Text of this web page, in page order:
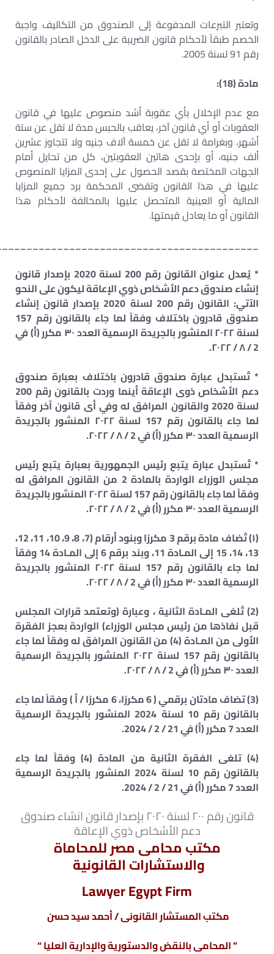
وتعتبر التبرعات المدفوعة إلى الصندوق من التكاليف واجبة
الخصم طبقاً لأحكام قانون الضريبة على الدخل الصادر بالقانون
رقم 91 لسنة 2005.
مادة (18):
مع عدم الإخلال بأي عقوبة أشد منصوص عليها في قانون
العقوبات أو أي قانون آخر، يعاقب بالحبس مدة لا تقل عن ستة
أشهر، وبغرامة لا تقل عن خمسة آلاف جنيه ولا تتجاوز عشرين
ألف جنيه، أو بإحدى هاتين العقوبتين، كل من تحايل أمام
الجهات المختصة بقصد الحصول على إحدى المزايا المنصوص
عليها في هذا القانون وتقضى المحكمة برد جميع المزايا
المالية أو العينية المتحصل عليها بالمخالفة لأحكام هذا
القانون أو ما يعادل قيمتها.
* يُعدل عنوان القانون رقم 200 لسنة 2020 بإصدار قانون
إنشاء صندوق دعم الأشخاص ذوي الإعاقة ليكون على النحو
الآتي: القانون رقم 200 لسنة 2020 بإصدار قانون إنشاء
صندوق قادرون باختلاف وفقاً لما جاء بالقانون رقم 157
لسنة ٢٠٢٢ المنشور بالجريدة الرسمية العدد ٣٠ مكرر (أ) في
2 / ٨ / ٢٠٢٢.
* تُستبدل عبارة صندوق قادرون باختلاف بعبارة صندوق
دعم الأشخاص ذوى الإعاقة أينما وردت بالقانون رقم 200
لسنة 2020 والقانون المرافق له وفي أى قانون آخر وفقاً
لما جاء بالقانون رقم 157 لسنة ٢٠٢٢ المنشور بالجريدة
الرسمية العدد ٣٠ مكرر (أ) في 2 / ٨ / ٢٠٢٢.
* تُستبدل عبارة يتبع رئيس الجمهورية بعبارة يتبع رئيس
مجلس الوزراء الواردة بالمادة 2 من القانون المرافق له
وفقاً لما جاء بالقانون رقم 157 لسنة ٢٠٢٢ المنشور بالجريدة
الرسمية العدد ٣٠ مكرر (أ) في 2 / ٨ / ٢٠٢٢.
(١) تُضاف مادة برقم 3 مكررًا وبنود أرقام (7، 8، 9، 10، 11، 12،
13، 14، 15 إلى المـادة 11، وبند برقم 6 إلى المـادة 14 وفقاً
لما جاء بالقانون رقم 157 لسنة ٢٠٢٢ المنشور بالجريدة
الرسمية العدد ٣٠ مكرر (أ) في 2 / ٨ / ٢٠٢٢.
(2) تُلغى المـادة الثانية ، وعبارة (وتعتمد قرارات المجلس
قبل نفاذها من رئيس مجلس الوزراء) الواردة بعجز الفقرة
الأولى من المـادة (4) من القانون المرافق له وفقاً لما جاء
بالقانون رقم 157 لسنة ٢٠٢٢ المنشور بالجريدة الرسمية
العدد ٣٠ مكرر (أ) في 2 / ٨ / ٢٠٢٢.
(3) تضاف مادتان برقمي ( 6 مكررًا، 6 مكررًا / أ ) وفقاً لما جاء
بالقانون رقم 10 لسنة 2024 المنشور بالجريدة الرسمية
العدد 7 مكرر (أ) في 21 / 2 / 2024.
(4) تلغى الفقرة الثانية من المادة (4) وفقاً لما جاء
بالقانون رقم 10 لسنة 2024 المنشور بالجريدة الرسمية
العدد 7 مكرر (أ) في 21 / 2 / 2024.
قانون رقم ٢٠٠ لسنة ٢٠٢٠ بإصدار قانون انشاء صندوق
دعم الأشخاص ذوي الإعاقة
مكتب محامى مصر للمحاماة
والاستشارات القانونية
Lawyer Egypt Firm
مكتب المستشار القانونى / أحمد سيد حسن
” المحامى بالنقض والدستورية والإدارية العليا “